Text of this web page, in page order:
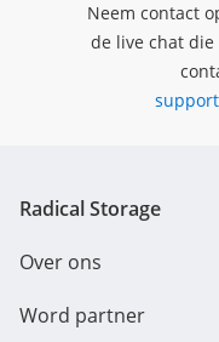
Neem contact
de live chat die
Radical Storage
Over ons
Word partner